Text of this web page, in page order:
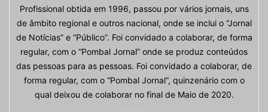
Profissional obtida em 1996, passou por vários jornais, uns
de âmbito regional e outros nacional, onde se inclui o “Jornal
de Notícias” e “Público”. Foi convidado a colaborar, de forma
regular, com o “Pombal Jornal” onde se produz conteúdos
das pessoas para as pessoas. Foi convidado a colaborar, de
forma regular, com o “Pombal Jornal”, quinzenário com o
qual deixou de colaborar no final de Maio de 2020.